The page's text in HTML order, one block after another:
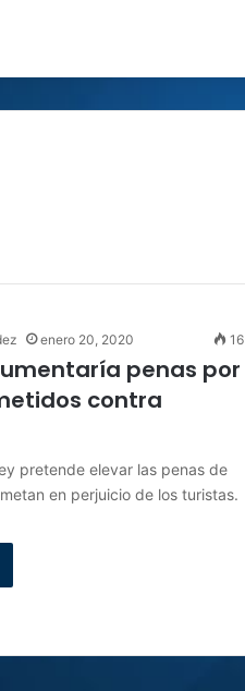
enero 20, 2020 16
penas por
contra
pretende elevar las penas de
en perjuicio de los turistas.